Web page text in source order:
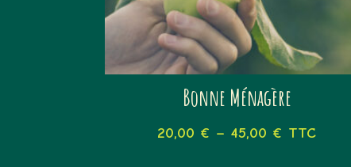
Bonne Ménagère
20,00 € –45,00 € TTC